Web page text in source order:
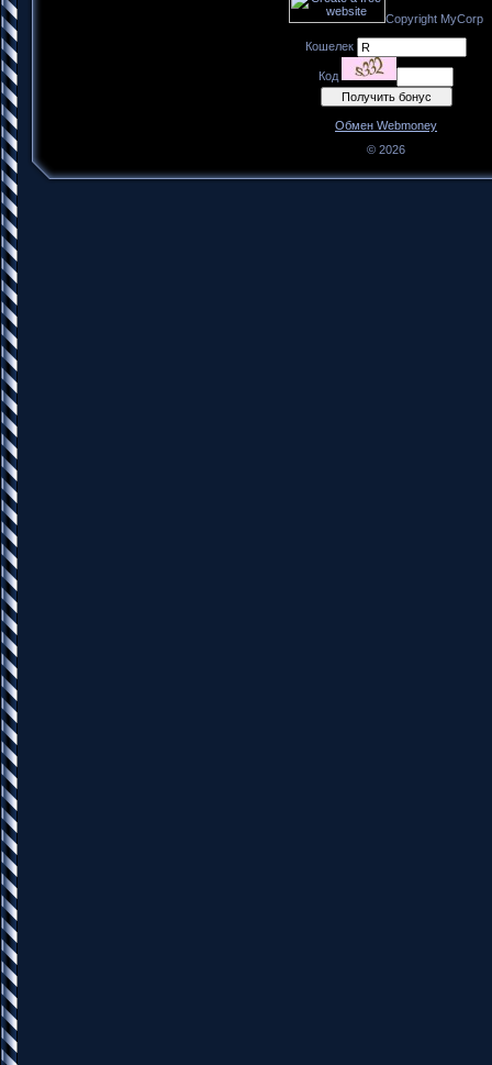
Copyright MyCorp
Кошелек
Код
Обмен Webmoney
© 2026